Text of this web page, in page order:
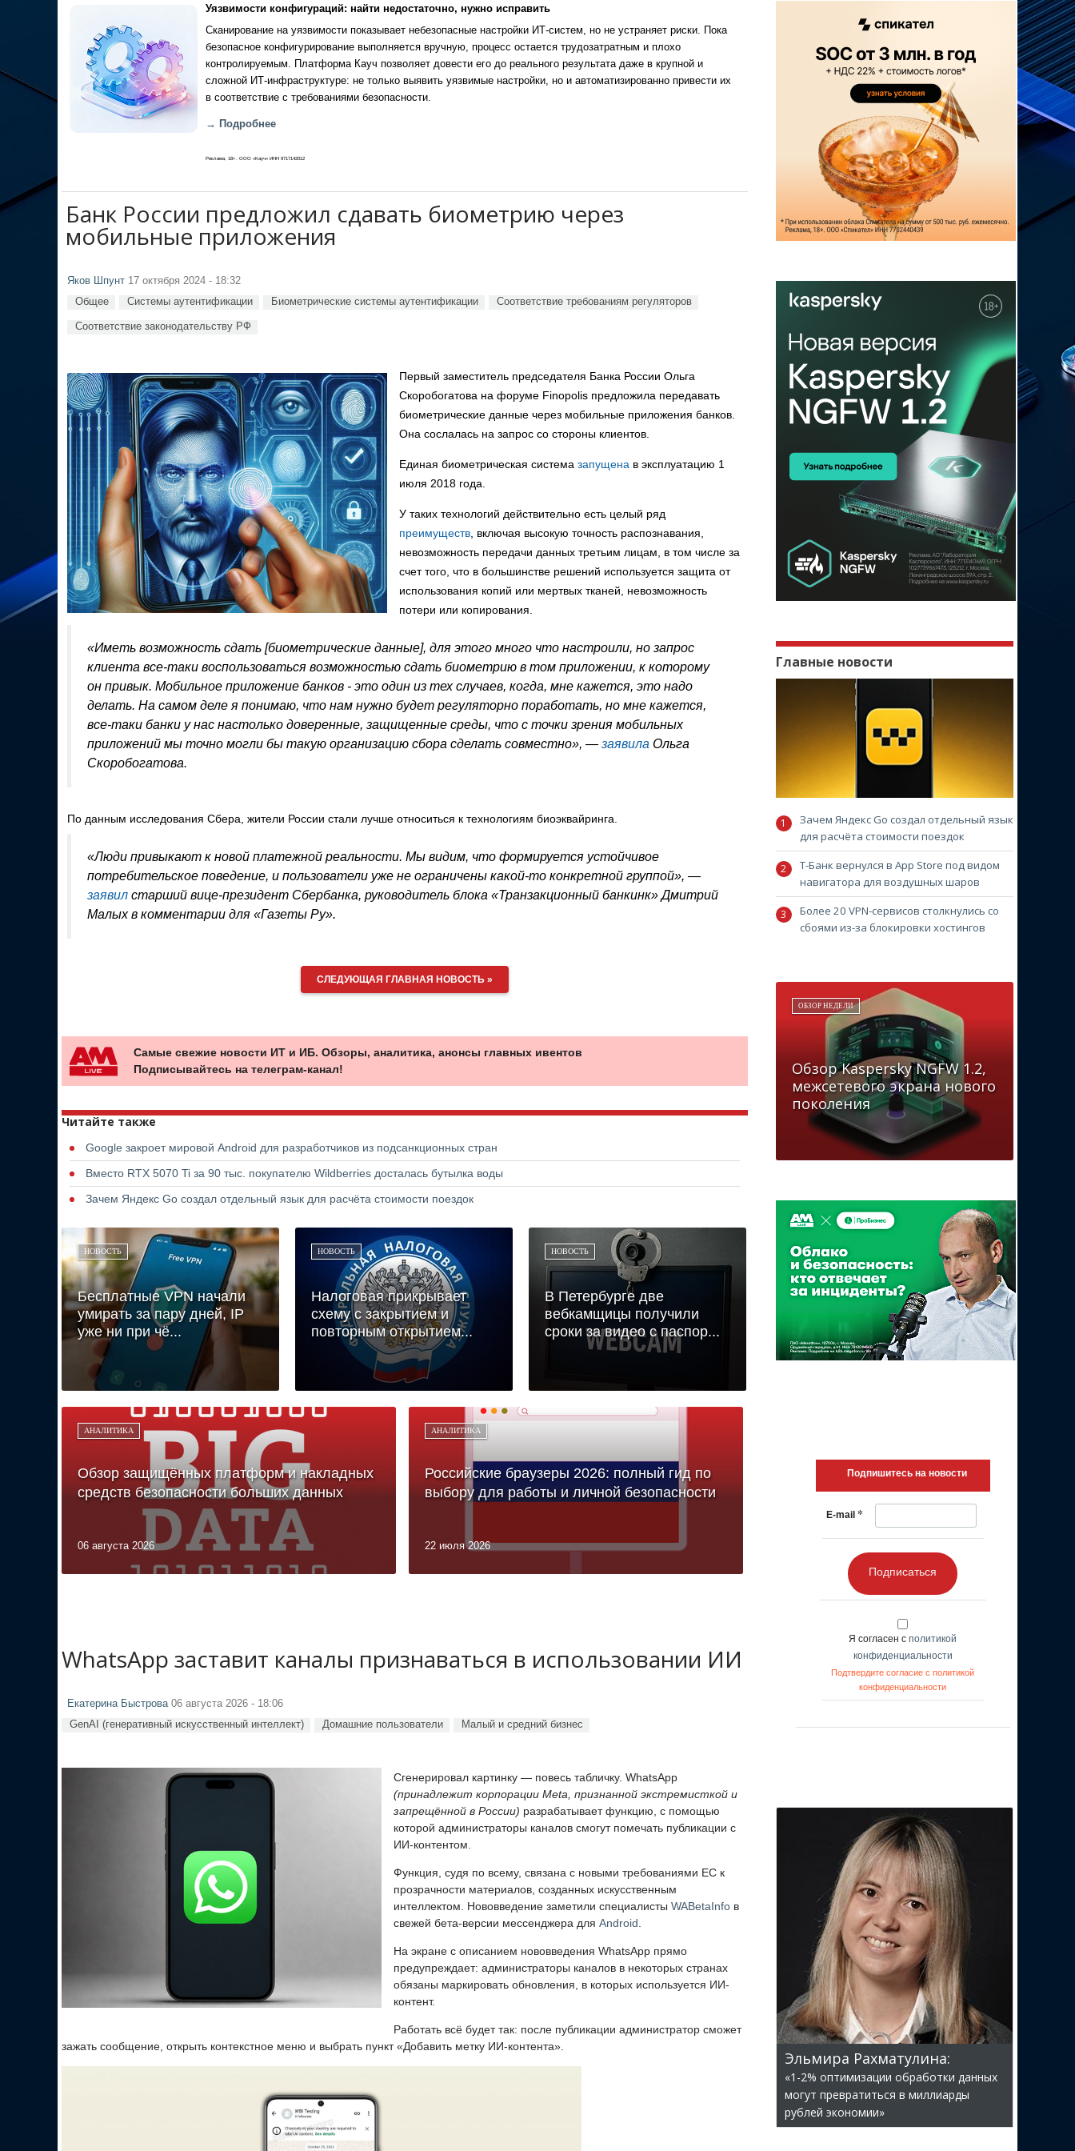
Уязвимости конфигураций: найти недостаточно, нужно исправить
Сканирование на уязвимости показывает небезопасные настройки ИТ-систем, но не устраняет риски. Пока
безопасное конфигурирование выполняется вручную, процесс остается трудозатратным и плохо
контролируемым. Платформа Кауч позволяет довести его до реального результата даже в крупной и
сложной ИТ-инфраструктуре: не только выявить уязвимые настройки, но и автоматизированно привести их
в соответствие с требованиями безопасности.
→ Подробнее
Реклама, 18+. ООО «Кауч» ИНН 9717142012
Банк России предложил сдавать биометрию через
мобильные приложения
Яков Шпунт 17 октября 2024 - 18:32
Общее Системы аутентификации Биометрические системы аутентификации Соответствие требованиям регуляторов
Соответствие законодательству РФ
Первый заместитель председателя Банка России Ольга
Скоробогатова на форуме Finopolis предложила передавать
биометрические данные через мобильные приложения банков.
Она сослалась на запрос со стороны клиентов.
Единая биометрическая система запущена в эксплуатацию 1
июля 2018 года.
У таких технологий действительно есть целый ряд
преимуществ , включая высокую точность распознавания,
невозможность передачи данных третьим лицам, в том числе за
счет того, что в большинстве решений используется защита от
использования копий или мертвых тканей, невозможность
потери или копирования.
«Иметь возможность сдать [биометрические данные], для этого много что настроили, но запрос
клиента все-таки воспользоваться возможностью сдать биометрию в том приложении, к которому
он привык. Мобильное приложение банков - это один из тех случаев, когда, мне кажется, это надо
делать. На самом деле я понимаю, что нам нужно будет регуляторно поработать, но мне кажется,
все-таки банки у нас настолько доверенные, защищенные среды, что с точки зрения мобильных
приложений мы точно могли бы такую организацию сбора сделать совместно», — заявила Ольга
Скоробогатова.
По данным исследования Сбера, жители России стали лучше относиться к технологиям биоэквайринга.
«Люди привыкают к новой платежной реальности. Мы видим, что формируется устойчивое
потребительское поведение, и пользователи уже не ограничены какой-то конкретной группой», —
заявил старший вице-президент Сбербанка, руководитель блока «Транзакционный банкинк» Дмитрий
Малых в комментарии для «Газеты Ру».
СЛЕДУЮЩАЯ ГЛАВНАЯ НОВОСТЬ »
Самые свежие новости ИТ и ИБ. Обзоры, аналитика, анонсы главных ивентов
Подписывайтесь на телеграм-канал!
Читайте также
Google закроет мировой Android для разработчиков из подсанкционных стран
Вместо RTX 5070 Ti за 90 тыс. покупателю Wildberries досталась бутылка воды
Зачем Яндекс Go создал отдельный язык для расчёта стоимости поездок
НОВОСТЬ
Бесплатные VPN начали
умирать за пару дней, IP
уже ни при чё...
НОВОСТЬ
Налоговая прикрывает
схему с закрытием и
повторным открытием...
НОВОСТЬ
В Петербурге две
вебкамщицы получили
сроки за видео с паспор...
АНАЛИТИКА
Обзор защищённых платформ и накладных
средств безопасности больших данных
06 августа 2026
АНАЛИТИКА
Российские браузеры 2026: полный гид по
выбору для работы и личной безопасности
22 июля 2026
WhatsApp заставит каналы признаваться в использовании ИИ
Екатерина Быстрова06 августа 2026 - 18:06
GenAI (генеративный искусственный интеллект) Домашние пользователи Малый и средний бизнес
Сгенерировал картинку — повесь табличку. WhatsApp
(принадлежит корпорации Meta, признанной экстремисткой и
запрещённой в России) разрабатывает функцию, с помощью
которой администраторы каналов смогут помечать публикации с
ИИ-контентом.
Функция, судя по всему, связана с новыми требованиями ЕС к
прозрачности материалов, созданных искусственным
интеллектом. Нововведение заметили специалисты WABetaInfo в
свежей бета-версии мессенджера для Android.
На экране с описанием нововведения WhatsApp прямо
предупреждает: администраторы каналов в некоторых странах
обязаны маркировать обновления, в которых используется ИИ-
контент.
Работать всё будет так: после публикации администратор сможет
зажать сообщение, открыть контекстное меню и выбрать пункт «Добавить метку ИИ-контента».
Главные новости
Зачем Яндекс Go создал отдельный язык
для расчёта стоимости поездок
Т-Банк вернулся в App Store под видом
навигатора для воздушных шаров
Более 20 VPN-сервисов столкнулись со
сбоями из-за блокировки хостингов
ОБЗОР НЕДЕЛИ
Обзор Kaspersky NGFW 1.2,
межсетевого экрана нового
поколения
Подпишитесь на новости
E-mail *
Подписаться
Я согласен с политикой
конфиденциальности
Подтвердите согласие с политикой
конфиденциальности
Эльмира Рахматулина:
«1-2% оптимизации обработки данных
могут превратиться в миллиарды
рублей экономии»